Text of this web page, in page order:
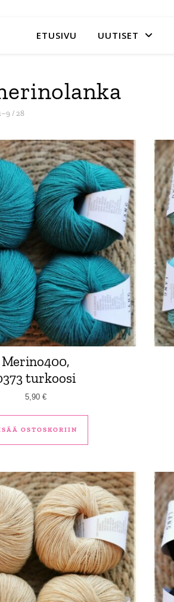
ETUSIVU UUTISET
/ 28Sorted by latest
Merino400,
turkoosi
5,90 €
OSTOSKORIIN